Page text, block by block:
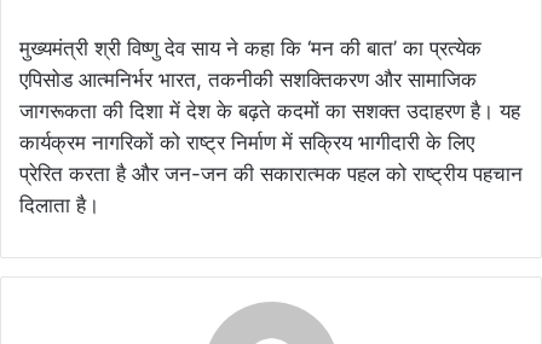
मुख्यमंत्री श्री विष्णु देव साय ने कहा कि ‘मन की बात’ का प्रत्येक
एपिसोड आत्मनिर्भर भारत, तकनीकी सशक्तिकरण और सामाजिक
जागरूकता की दिशा में देश के बढ़ते कदमों का सशक्त उदाहरण है। यह
कार्यक्रम नागरिकों को राष्ट्र निर्माण में सक्रिय भागीदारी के लिए
प्रेरित करता है और जन-जन की सकारात्मक पहल को राष्ट्रीय पहचान
दिलाता है।